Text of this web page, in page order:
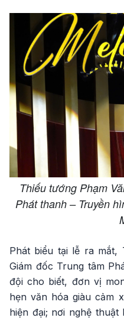
Thiếu tướng Phạm
Phát thanh – Truyền
Phát biểu tại lễ ra mắt,
Giám đốc Trung tâm
đội cho biết, đơn vị
hẹn văn hóa giàu cảm
hiện đại; nơi nghệ